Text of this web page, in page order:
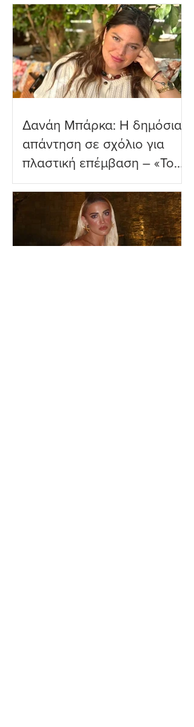
Δανάη Μπάρκα: Η δημόσια
απάντηση σε σχόλιο για
πλαστική επέμβαση – «Το
ωραιότερο σχόλιο που